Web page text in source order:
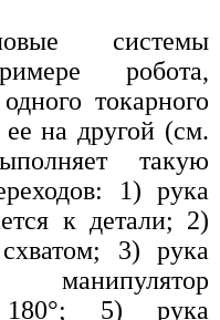
системы
робота,
токарного
на другой (см.
такую
1) рука
к детали; 2)
схватом; 3) рука
180°; 5) рука